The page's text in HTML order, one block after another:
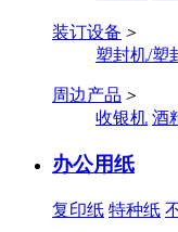
装订设备 ＞
塑封机/塑
周边产品 ＞
收银机 酒
办公用纸
复印纸 特种纸